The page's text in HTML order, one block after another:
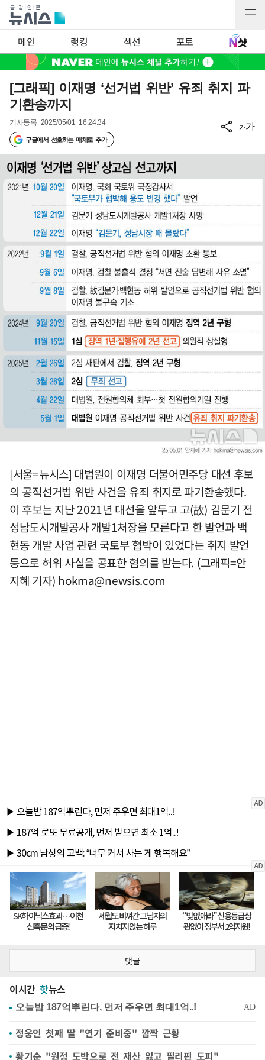
메인 랭킹 섹션 포토
[그래픽] 이재명 ‘선거법 위반’ 유죄 취지 파
기환송까지
기사등록 2025/05/01 16:24:34
구글에서 선호하는 매체로 추가
가가
[서울=뉴시스] 대법원이 이재명 더불어민주당 대선 후보
의 공직선거법 위반 사건을 유죄 취지로 파기환송했다.
이 후보는 지난 2021년 대선을 앞두고 고(故) 김문기 전
성남도시개발공사 개발1처장을 모른다고 한 발언과 백
현동 개발 사업 관련 국토부 협박이 있었다는 취지 발언
등으로 허위 사실을 공표한 혐의를 받는다. (그래픽=안
지혜 기자) hokma@newsis.com
댓글
이시간 핫뉴스
정웅인 첫째 딸 "연기 준비중" 깜짝 근황
황기순 "원정 도박으로 전 재산 잃고 필리핀 도피"